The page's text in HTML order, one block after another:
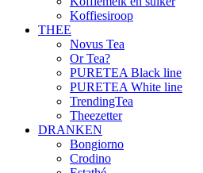
Koffiesiroop
THEE
Novus Tea
Or Tea?
PURETEA Black line
PURETEA White line
TrendingTea
Theezetter
DRANKEN
Bongiorno
Crodino